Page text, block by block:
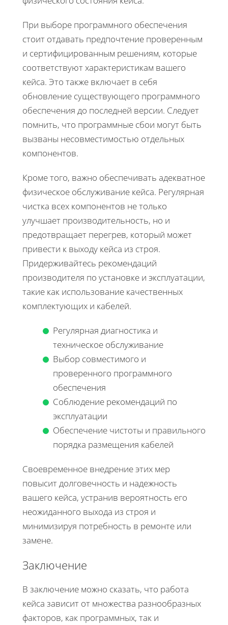
При выборе программного обеспечения
стоит отдавать предпочтение проверенным
и сертифицированным решениям, которые
соответствуют характеристикам вашего
кейса. Это также включает в себя
обновление существующего программного
обеспечения до последней версии. Следует
помнить, что программные сбои могут быть
вызваны несовместимостью отдельных
компонентов.
Кроме того, важно обеспечивать адекватное
физическое обслуживание кейса. Регулярная
чистка всех компонентов не только
улучшает производительность, но и
предотвращает перегрев, который может
привести к выходу кейса из строя.
Придерживайтесь рекомендаций
производителя по установке и эксплуатации,
такие как использование качественных
комплектующих и кабелей.
Регулярная диагностика и
техническое обслуживание
Выбор совместимого и
проверенного программного
обеспечения
Соблюдение рекомендаций по
эксплуатации
Обеспечение чистоты и правильного
порядка размещения кабелей
Своевременное внедрение этих мер
повысит долговечность и надежность
вашего кейса, устранив вероятность его
неожиданного выхода из строя и
минимизируя потребность в ремонте или
замене.
Заключение
В заключение можно сказать, что работа
кейса зависит от множества разнообразных
факторов, как программных, так и